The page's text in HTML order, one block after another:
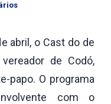
abril, o Cast do de
de Codó,
papo. O programa
com o